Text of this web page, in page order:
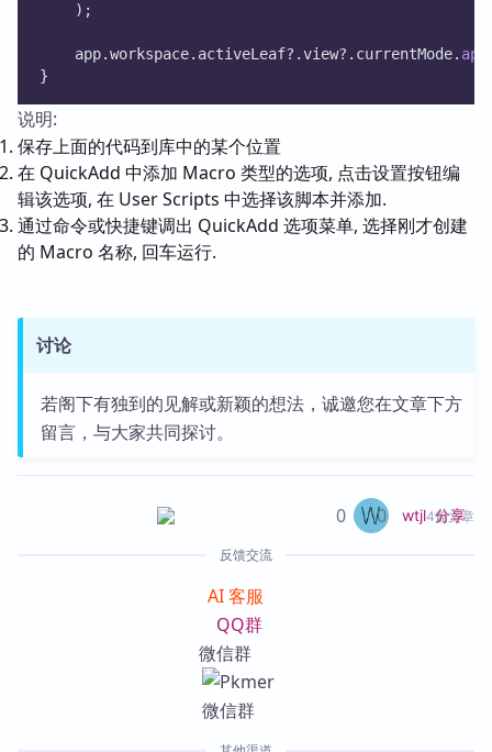
    );
    app.workspace.activeLeaf?.view?.currentMode.
}
说明:
保存上面的代码到库中的某个位置
在 QuickAdd 中添加 Macro 类型的选项, 点击设置按钮编
辑该选项, 在 User Scripts 中选择该脚本并添加.
通过命令或快捷键调出 QuickAdd 选项菜单, 选择刚才创建
的 Macro 名称, 回车运行.
讨论
若阁下有独到的见解或新颖的想法，诚邀您在文章下方
留言，与大家共同探讨。
wtjl4篇文章
0 0 分享
反馈交流
AI 客服
QQ群
微信群